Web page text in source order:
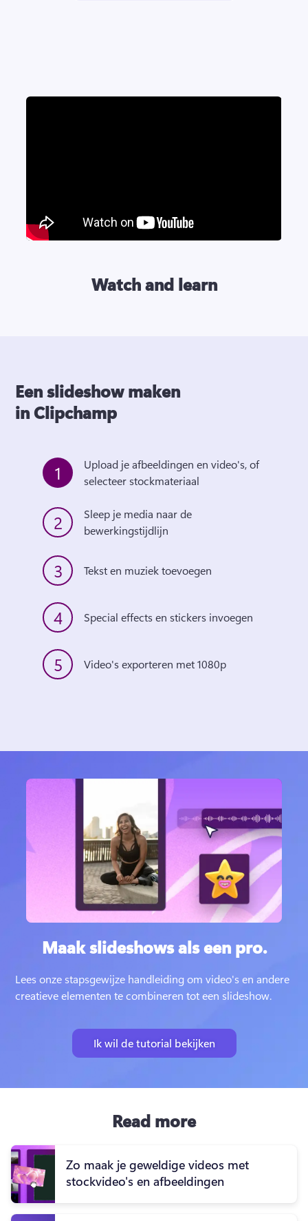
Watch and learn
Een slideshow maken
in Clipchamp
1
Upload je afbeeldingen en video's, of
selecteer stockmateriaal
2
Sleep je media naar de
bewerkingstijdlijn
3 Tekst en muziek toevoegen
4 Special effects en stickers invoegen
5 Video's exporteren met 1080p
Maak slideshows als een pro.
Lees onze stapsgewijze handleiding om video's en andere
creatieve elementen te combineren tot een slideshow.
Ik wil de tutorial bekijken
Read more
Zo maak je geweldige videos met
stockvideo's en afbeeldingen